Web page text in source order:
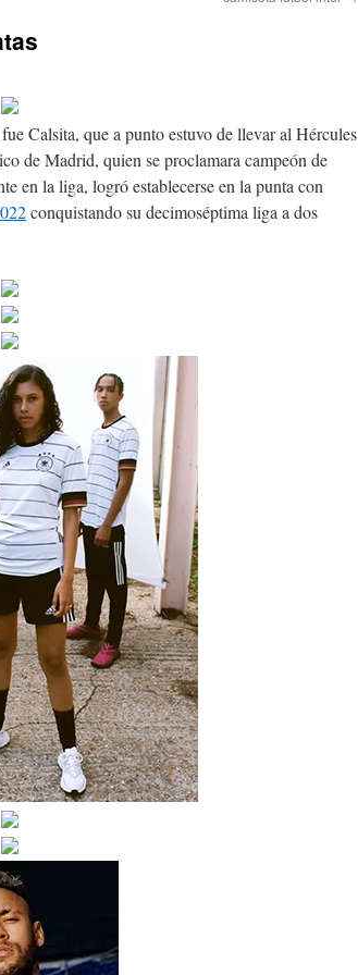
Calsita, que a punto estuvo de llevar al Hércules
de Madrid, quien se proclamara campeón de
en la liga, logró establecerse en la punta con
conquistando su decimoséptima liga a dos